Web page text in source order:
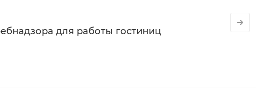
для работы гостиниц